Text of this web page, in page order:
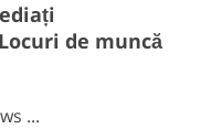
de muncă
...